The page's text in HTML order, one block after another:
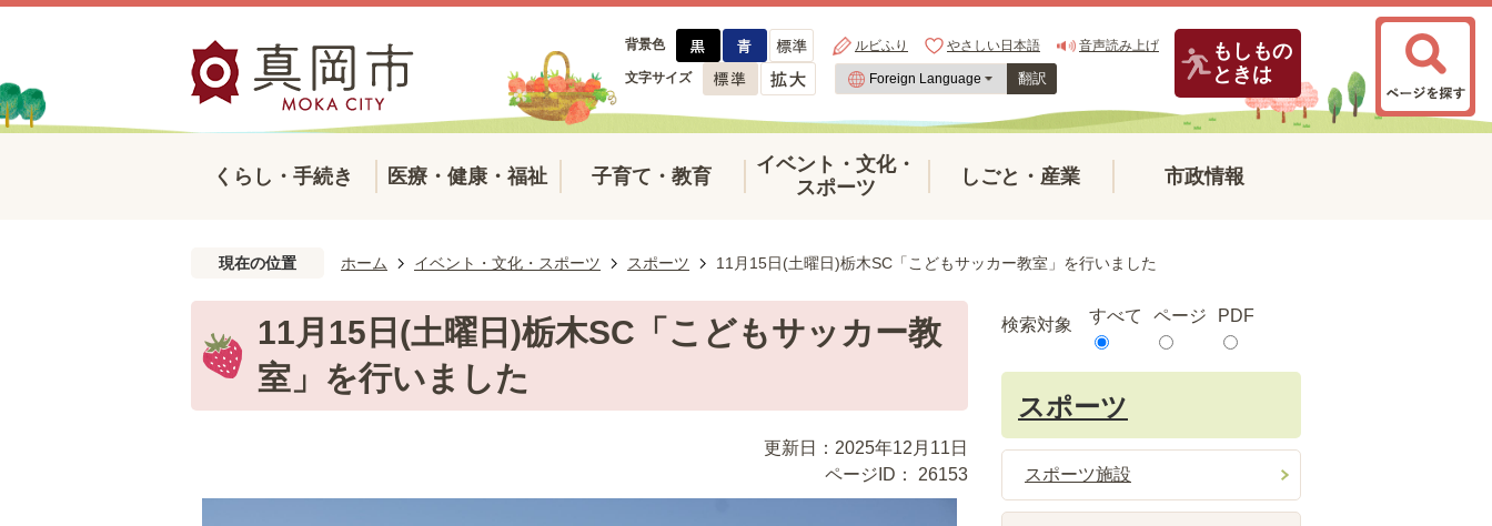
背景色 ルビふり やさしい日本語 音声読み上げ
文字サイズ 翻訳
もしもの
ときは
くらし・手続き 医療・健康・福祉 子育て・教育
イベント・文化・
スポーツ
しごと・産業 市政情報
現在の位置 ホーム イベント・文化・スポーツ スポーツ 11月15日(土曜日)栃木SC「こどもサッカー教室」を行いました
11月15日(土曜日)栃木SC「こどもサッカー教
室」を行いました
更新日：2025年12月11日
ページID：
26153
検索対象 すべて ページ PDF
スポーツ
スポーツ施設